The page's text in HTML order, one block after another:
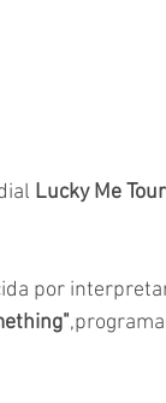
Lucky Me Tour
por
,